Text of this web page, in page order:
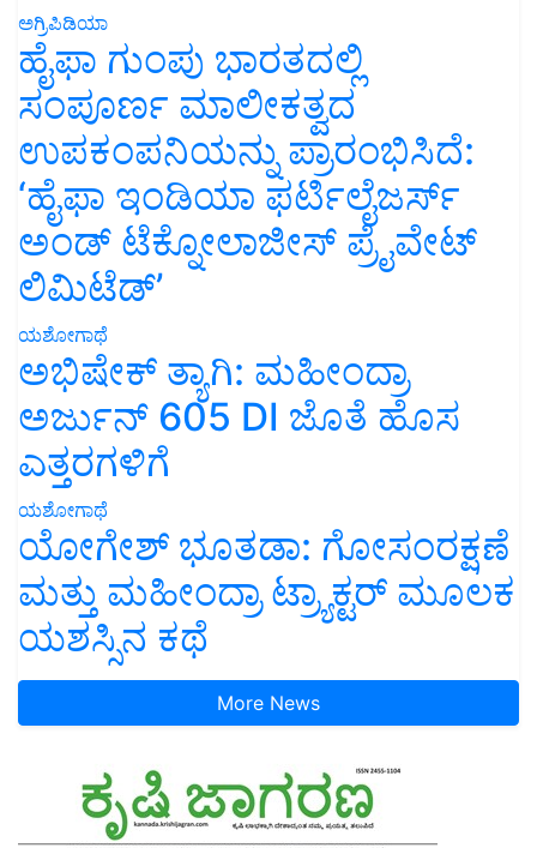
ಅಗ್ರಿಪಿಡಿಯಾ
ಹೈಫಾ ಗುಂಪು ಭಾರತದಲ್ಲಿ
ಸಂಪೂರ್ಣ ಮಾಲೀಕತ್ವದ
ಉಪಕಂಪನಿಯನ್ನು ಪ್ರಾರಂಭಿಸಿದೆ:
‘ಹೈಫಾ ಇಂಡಿಯಾ ಫರ್ಟಿಲೈಜರ್ಸ್
ಅಂಡ್ ಟೆಕ್ನೋಲಾಜೀಸ್ ಪ್ರೈವೇಟ್
ಲಿಮಿಟೆಡ್’
ಯಶೋಗಾಥೆ
ಅಭಿಷೇಕ್ ತ್ಯಾಗಿ: ಮಹೀಂದ್ರಾ
ಅರ್ಜುನ್ 605 DI ಜೊತೆ ಹೊಸ
ಎತ್ತರಗಳಿಗೆ
ಯಶೋಗಾಥೆ
ಯೋಗೇಶ್ ಭೂತಡಾ: ಗೋಸಂರಕ್ಷಣೆ
ಮತ್ತು ಮಹೀಂದ್ರಾ ಟ್ರ್ಯಾಕ್ಟರ್ ಮೂಲಕ
ಯಶಸ್ಸಿನ ಕಥೆ
More News